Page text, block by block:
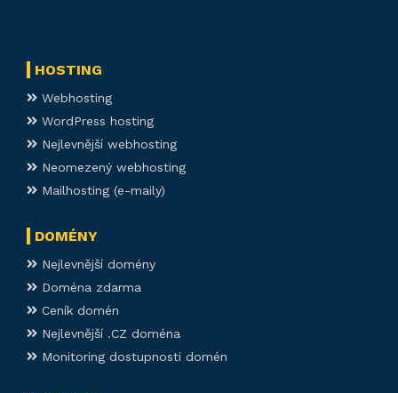
HOSTING
Webhosting
WordPress hosting
Nejlevnější webhosting
Neomezený webhosting
Mailhosting (e-maily)
DOMÉNY
Nejlevnější domény
Doména zdarma
Ceník domén
Nejlevnější .CZ doména
Monitoring dostupnosti domén